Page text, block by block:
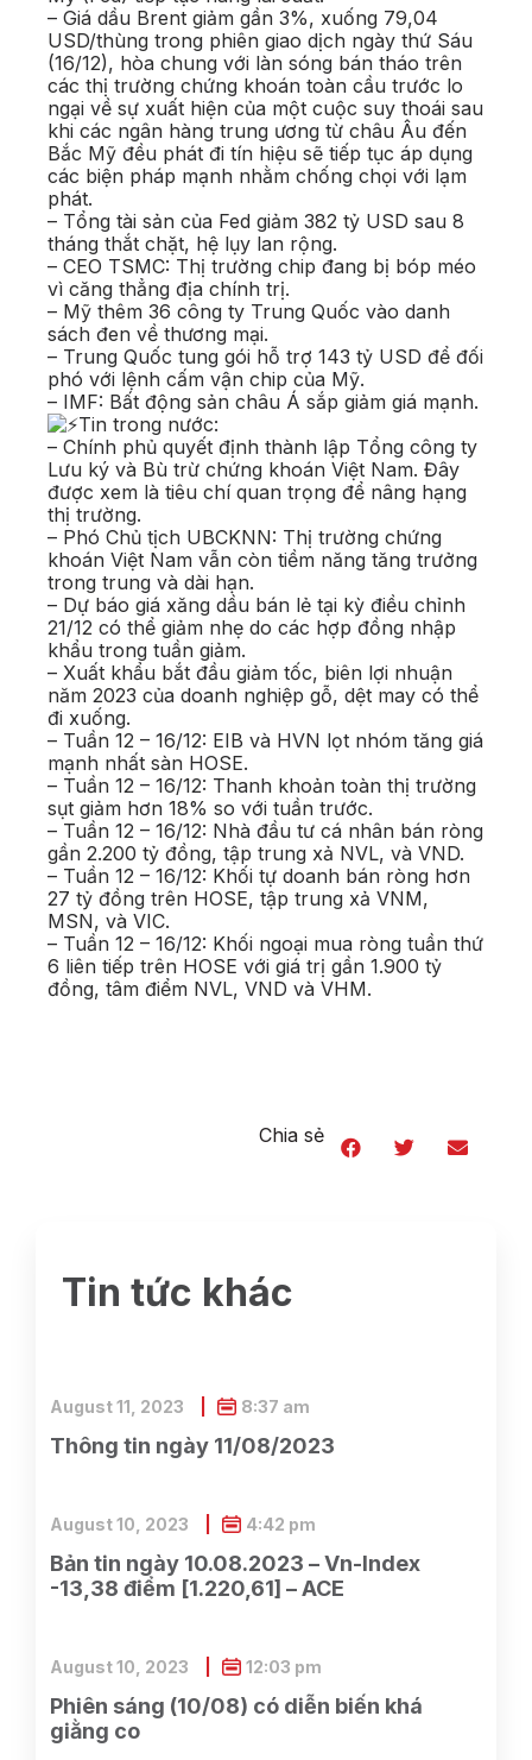
– Giá dầu Brent giảm gần 3%, xuống 79,04
USD/thùng trong phiên giao dịch ngày thứ Sáu
(16/12), hòa chung với làn sóng bán tháo trên
các thị trường chứng khoán toàn cầu trước lo
ngại về sự xuất hiện của một cuộc suy thoái sau
khi các ngân hàng trung ương từ châu Âu đến
Bắc Mỹ đều phát đi tín hiệu sẽ tiếp tục áp dụng
các biện pháp mạnh nhằm chống chọi với lạm
phát.
– Tổng tài sản của Fed giảm 382 tỷ USD sau 8
tháng thắt chặt, hệ lụy lan rộng.
– CEO TSMC: Thị trường chip đang bị bóp méo
vì căng thẳng địa chính trị.
– Mỹ thêm 36 công ty Trung Quốc vào danh
sách đen về thương mại.
– Trung Quốc tung gói hỗ trợ 143 tỷ USD để đối
phó với lệnh cấm vận chip của Mỹ.
– IMF: Bất động sản châu Á sắp giảm giá mạnh.
Tin trong nước:
– Chính phủ quyết định thành lập Tổng công ty
Lưu ký và Bù trừ chứng khoán Việt Nam. Đây
được xem là tiêu chí quan trọng để nâng hạng
thị trường.
– Phó Chủ tịch UBCKNN: Thị trường chứng
khoán Việt Nam vẫn còn tiềm năng tăng trưởng
trong trung và dài hạn.
– Dự báo giá xăng dầu bán lẻ tại kỳ điều chỉnh
21/12 có thể giảm nhẹ do các hợp đồng nhập
khẩu trong tuần giảm.
– Xuất khẩu bắt đầu giảm tốc, biên lợi nhuận
năm 2023 của doanh nghiệp gỗ, dệt may có thể
đi xuống.
– Tuần 12 – 16/12: EIB và HVN lọt nhóm tăng giá
mạnh nhất sàn HOSE.
– Tuần 12 – 16/12: Thanh khoản toàn thị trường
sụt giảm hơn 18% so với tuần trước.
– Tuần 12 – 16/12: Nhà đầu tư cá nhân bán ròng
gần 2.200 tỷ đồng, tập trung xả NVL, và VND.
– Tuần 12 – 16/12: Khối tự doanh bán ròng hơn
27 tỷ đồng trên HOSE, tập trung xả VNM,
MSN, và VIC.
– Tuần 12 – 16/12: Khối ngoại mua ròng tuần thứ
6 liên tiếp trên HOSE với giá trị gần 1.900 tỷ
đồng, tâm điểm NVL, VND và VHM.
Chia sẻ
Tin tức khác
Thông tin ngày 11/08/2023
August 11, 2023 8:37 am
Bản tin ngày 10.08.2023 – Vn-Index
-13,38 điểm [1.220,61] – ACE
August 10, 2023 4:42 pm
Phiên sáng (10/08) có diễn biến khá
giằng co
August 10, 2023 12:03 pm